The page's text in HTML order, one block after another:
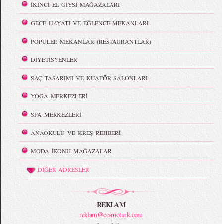
İKİNCİ EL GİYSİ MAĞAZALARI
GECE HAYATI VE EĞLENCE MEKANLARI
POPÜLER MEKANLAR (RESTAURANTLAR)
DİYETİSYENLER
SAÇ TASARIMI VE KUAFÖR SALONLARI
YOGA MERKEZLERİ
SPA MERKEZLERİ
ANAOKULU VE KREŞ REHBERİ
MODA İKONU MAĞAZALAR
DİĞER ADRESLER
REKLAM
reklam@cosmoturk.com